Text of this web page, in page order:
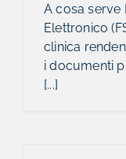
A cosa serve
Elettronico
clinica
i documenti
[...]